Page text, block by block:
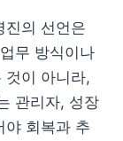
진의 선언은
무 방식이나
것이 아니라,
관리자, 성장
야 회복과 추